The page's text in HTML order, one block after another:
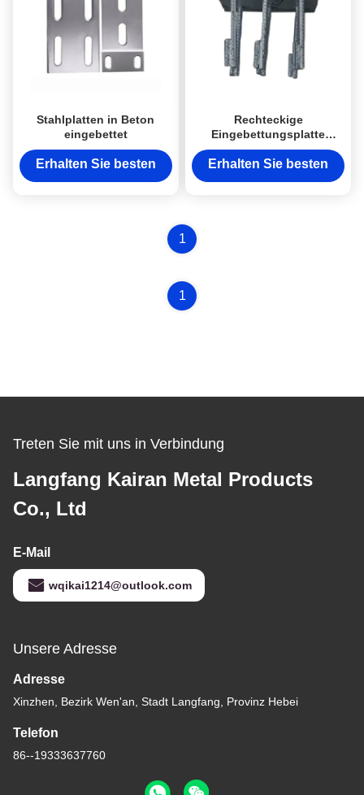
Stahlplatten in Beton
eingebettet
Erhalten Sie besten
Rechteckige
Eingebettungsplatte
Anodisierte Eingebettete
Stahlplatte Befestigung
Erhalten Sie besten
1
1
Treten Sie mit uns in Verbindung
Langfang Kairan Metal Products
Co., Ltd
E-Mail
wqikai1214@outlook.com
Unsere Adresse
Adresse
Xinzhen, Bezirk Wen'an, Stadt Langfang, Provinz Hebei
Telefon
86--19333637760